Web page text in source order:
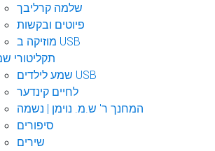
שלמה קרליבך
פיוטים ובקשות
מוזיקה ב USB
תקליטורי
שמע לילדים USB
לחיים קינדער
המחנך ר' ש.מ. נוימן | נשמה
סיפורים
שירים